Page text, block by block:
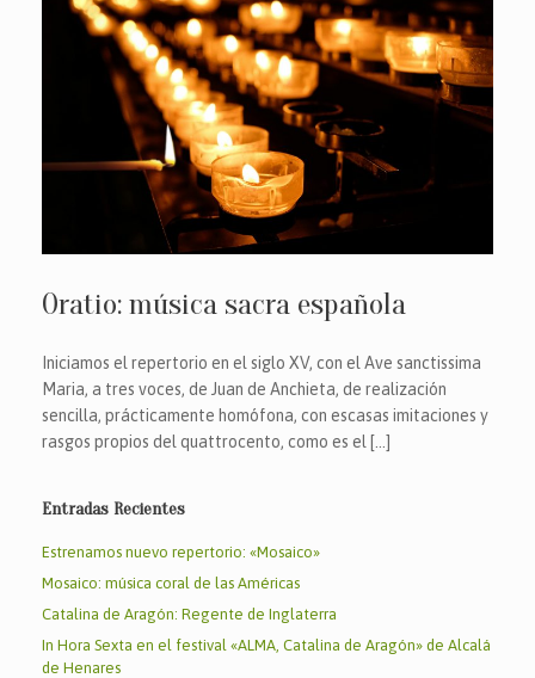
Oratio: música sacra española
Iniciamos el repertorio en el siglo XV, con el Ave sanctissima
Maria, a tres voces, de Juan de Anchieta, de realización
sencilla, prácticamente homófona, con escasas imitaciones y
rasgos propios del quattrocento, como es el […]
Entradas Recientes
Estrenamos nuevo repertorio: «Mosaico»
Mosaico: música coral de las Américas
Catalina de Aragón: Regente de Inglaterra
In Hora Sexta en el festival «ALMA, Catalina de Aragón» de Alcalá
de Henares